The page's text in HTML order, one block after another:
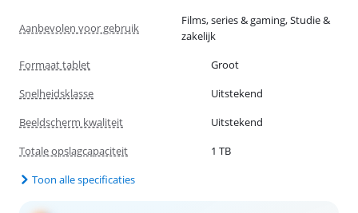
Aanbevolen voor gebruik
Films, series & gaming, Studie &
zakelijk
Formaat tablet
Groot
Snelheidsklasse
Uitstekend
Beeldscherm kwaliteit
Uitstekend
Totale opslagcapaciteit
1 TB
Toon alle specificaties